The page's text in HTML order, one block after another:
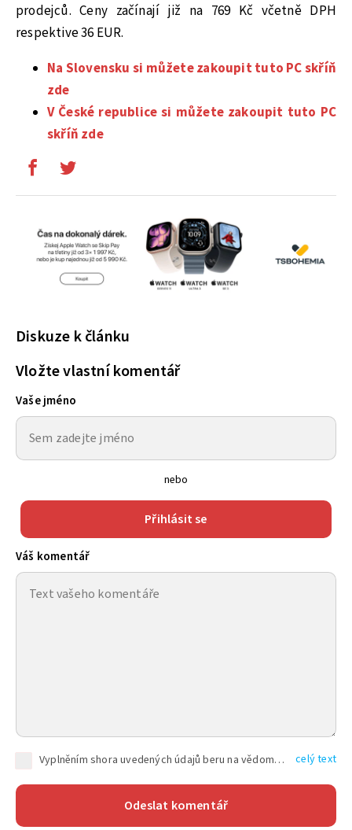
prodejců. Ceny začínají již na 769 Kč včetně DPH
respektive 36 EUR.
Na Slovensku si můžete zakoupit tuto PC skříň
zde
V České republice si můžete zakoupit tuto PC
skříň zde
Diskuze k článku
Vložte vlastní komentář
Vaše jméno
nebo
Přihlásit se
Váš komentář
Vyplněním shora uvedených údajů beru na vědomí, že společnost TEXT FACTORY s.r.o., sídlem Brno, Durďákova 336/29, Černá Pole, PSČ: 613 00, IČ: 06157831, zapsané u Krajského soudu v Brně, oddíl C, vložka 100399, bude zpracovávat mé osobní údaje uvedené v rámci mnou vyplněného registračního formuláře na základě oprávněných zájmů TEXT FACTORY s.r.o. dle čl. 6 odst. 1 písm. f) GDPR a pro splnění právních povinností (čl. 6 odst. 1 písm. c) GDPR), a to pro tyto účely: nezbytnost zajistit oprávnění návštěvníka webových stránek provozovaných společností TEXT FACTORY s.r.o. přispívat aktivně ke zveřejněným článkům nebo v rámci diskusních fór a výkon práv TEXT FACTORY s.r.o. jako administrátora těchto diskusních fór. Více informací o zpracování osobních údajů a právech lze nalézt v celý text